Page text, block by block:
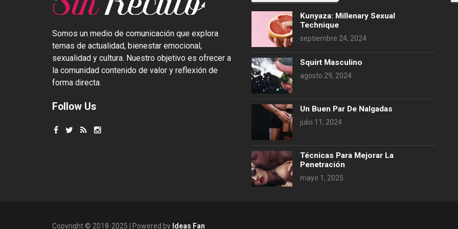
Somos un medio de comunicación que explora
temas de actualidad, bienestar emocional,
sexualidad y cultura. Nuestro objetivo es ofrecer a
la comunidad contenido de valor y reflexión de
forma directa.
Follow Us
Kunyaza: Millenary Sexual
Technique
septiembre 24, 2024
Squirt Masculino
agosto 29, 2024
Un Buen Par De Nalgadas
julio 11, 2024
Técnicas Para Mejorar La
Penetración
mayo 1, 2025
Copyright © 2018-2025 | Powered by Ideas Fan